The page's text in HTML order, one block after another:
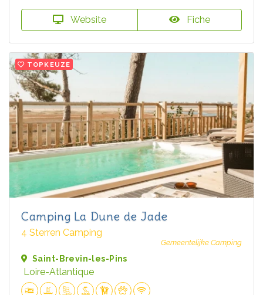
Website Fiche
TOPKEUZE
Camping La Dune de Jade
4 Sterren Camping
Gemeentelijke Camping
Saint-Brevin-les-Pins
Loire-Atlantique